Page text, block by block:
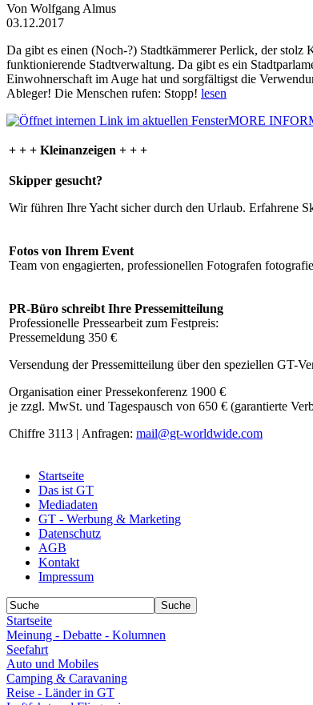
Von Wolfgang Almus
03.12.2017
Da gibt es einen (Noch-?) Stadtkämmerer Perlick, der stolz
funktionierende Stadtverwaltung. Da gibt es ein
Einwohnerschaft im Auge hat und sorgfältigst die
Ableger! Die Menschen rufen: Stopp! lesen
MORE
+ + + Kleinanzeigen + + +
Skipper gesucht?
Wir führen Ihre Yacht sicher durch den Urlaub. Erfahrene
Fotos von Ihrem Event
Team von engagierten, professionellen Fotografen
PR-Büro schreibt Ihre Pressemitteilung
Professionelle Pressearbeit zum Festpreis:
Pressemeldung 350 €
Versendung der Pressemitteilung über den speziellen GT-
Organisation einer Pressekonferenz 1900 €
je zzgl. MwSt. und Tagespausch von 650 € (garantierte
Chiffre 3113 | Anfragen: mail@gt-worldwide.com
Startseite
Das ist GT
Mediadaten
GT - Werbung & Marketing
Datenschutz
AGB
Kontakt
Impressum
Startseite
Meinung - Debatte - Kolumnen
Seefahrt
Auto und Mobiles
Camping & Caravaning
Reise - Länder in GT